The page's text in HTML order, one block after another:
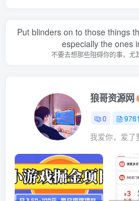
Put blinders on to those things
especially the ones
不要去想那些阻碍你的事，尤
狼哥资源网
0 9761
我爱你，爱了